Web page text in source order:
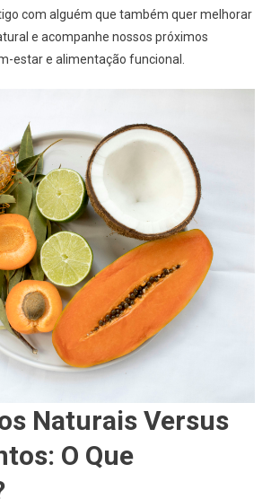
com alguém que também quer melhorar
e acompanhe nossos próximos
estar e alimentação funcional.
Naturais Versus
O Que